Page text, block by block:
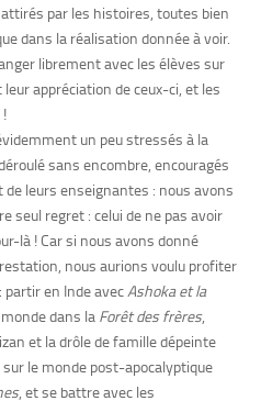
par les histoires, toutes bien
dans la réalisation donnée à voir.
librement avec les élèves sur
appréciation de ceux-ci, et les
un peu stressés à la
sans encombre, encouragés
de leurs enseignantes : nous avons
seul regret : celui de ne pas avoir
là ! Car si nous avons donné
nous aurions voulu profiter
partir en Inde avecAshoka et la
dans la Forêt des frères,
et la drôle de famille dépeinte
le monde post-apocalyptique
, et se battre avec les